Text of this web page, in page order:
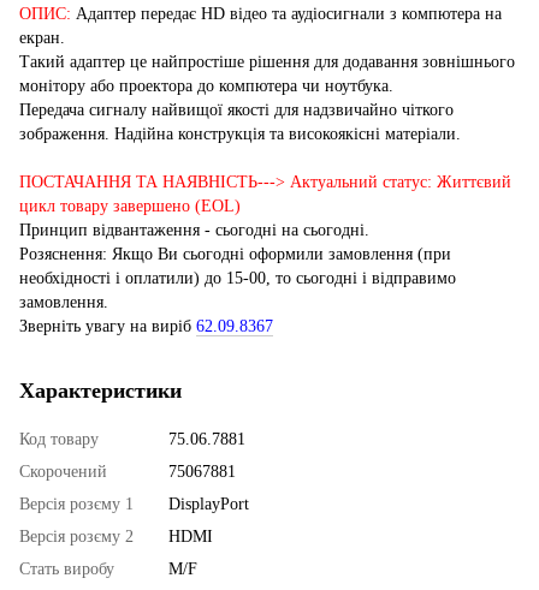
ОПИС: Адаптер передає HD відео та аудіосигнали з компютера на
екран.
Такий адаптер це найпростіше рішення для додавання зовнішнього
монітору або проектора до компютера чи ноутбука.
Передача сигналу найвищої якості для надзвичайно чіткого
зображення. Надійна конструкція та високоякісні матеріали.
ПОСТАЧАННЯ ТА НАЯВНІСТЬ---> Актуальний статус: Життєвий
цикл товару завершено (EOL)
Принцип відвантаження - сьогодні на сьогодні.
Розяснення: Якщо Ви сьогодні оформили замовлення (при
необхідності і оплатили) до 15-00, то сьогодні і відправимо
замовлення.
Зверніть увагу на виріб 62.09.8367
Характеристики
Код товару
75.06.7881
Скорочений
75067881
Версія розєму 1
DisplayPort
Версія розєму 2
HDMI
Стать виробу
M/F